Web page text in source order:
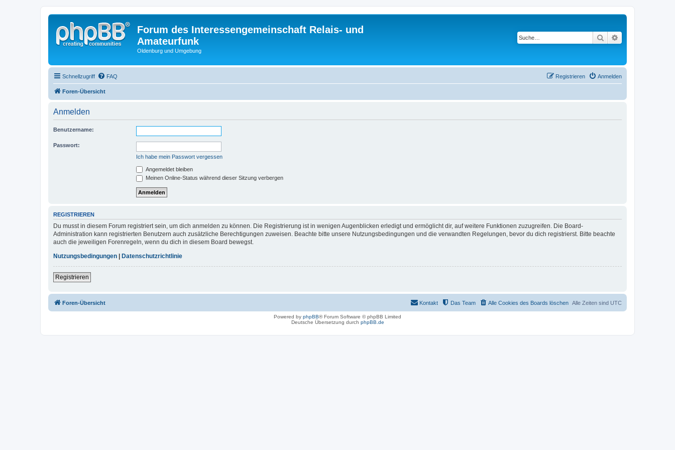
Forum des Interessengemeinschaft Relais- und
Amateurfunk
Oldenburg und Umgebung
Suche
Schnellzugriff FAQ Anmelden
Registrieren
Foren-Übersicht
Anmelden
Benutzername:
Passwort:
Ich habe mein Passwort vergessen
Angemeldet bleiben
Meinen Online-Status während dieser Sitzung verbergen
REGISTRIEREN
Du musst in diesem Forum registriert sein, um dich anmelden zu können. Die Registrierung ist in wenigen Augenblicken erledigt und ermöglicht dir, auf weitere Funktionen zuzugreifen. Die Board-
Administration kann registrierten Benutzern auch zusätzliche Berechtigungen zuweisen. Beachte bitte unsere Nutzungsbedingungen und die verwandten Regelungen, bevor du dich registrierst. Bitte beachte
auch die jeweiligen Forenregeln, wenn du dich in diesem Board bewegst.
Nutzungsbedingungen
Datenschutzrichtlinie
Registrieren
Foren-Übersicht Alle Zeiten sind UTC
Alle Cookies des Boards löschen
Das Team
Kontakt
Powered by phpBB® Forum Software © phpBB Limited
Deutsche Übersetzung durch phpBB.de